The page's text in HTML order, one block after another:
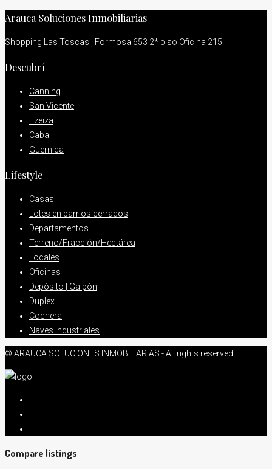
Arauca Soluciones Inmobiliarias
Shopping Las Toscas , Formosa 653 2* piso Oficina 215.
Descubrí
Canning
San Vicente
Ezeiza
Caba
Guernica
Lifestyle
Casas
Lotes en barrios cerrados
Departamentos
Terreno/Fracción/Hectárea
Locales
Oficinas
Depósito | Galpón
Duplex
Cochera
Naves Industriales
© ARAUCA SOLUCIONES INMOBILIARIAS - All rights reserved
Compare listings